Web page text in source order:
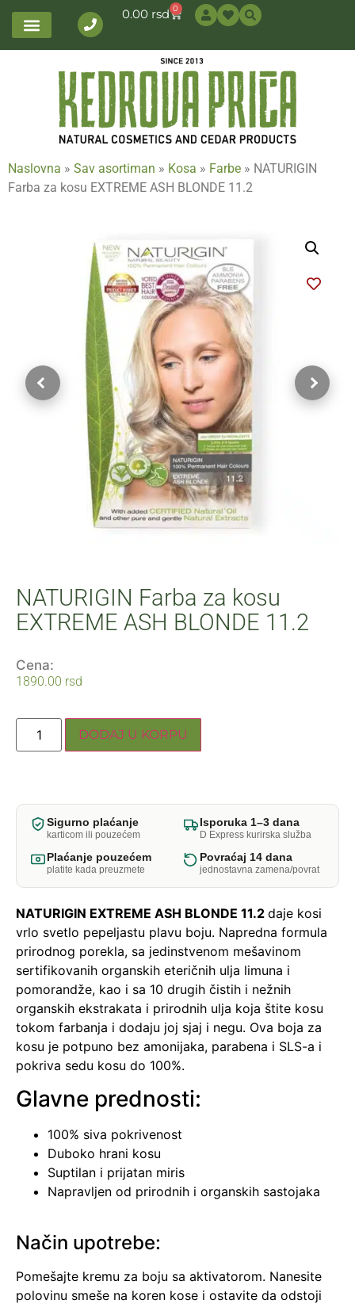
0.00 rsd 0
Naslovna » Sav asortiman » Kosa » Farbe » NATURIGIN
Farba za kosu EXTREME ASH BLONDE 11.2
NATURIGIN Farba za kosu
EXTREME ASH BLONDE 11.2
Cena:
1890.00 rsd
DODAJ U KORPU
Sigurno plaćanje
karticom ili pouzećem
Isporuka 1–3 dana
D Express kurirska služba
Plaćanje pouzećem
platite kada preuzmete
Povraćaj 14 dana
jednostavna zamena/povrat
NATURIGIN EXTREME ASH BLONDE 11.2 daje kosi
vrlo svetlo pepeljastu plavu boju. Napredna formula
prirodnog porekla, sa jedinstvenom mešavinom
sertifikovanih organskih eteričnih ulja limuna i
pomorandže, kao i sa 10 drugih čistih i nežnih
organskih ekstrakata i prirodnih ulja koja štite kosu
tokom farbanja i dodaju joj sjaj i negu. Ova boja za
kosu je potpuno bez amonijaka, parabena i SLS-a i
pokriva sedu kosu do 100%.
Glavne prednosti:
100% siva pokrivenost
Duboko hrani kosu
Suptilan i prijatan miris
Napravljen od prirodnih i organskih sastojaka
Način upotrebe:
Pomešajte kremu za boju sa aktivatorom. Nanesite
polovinu smeše na koren kose i ostavite da odstoji